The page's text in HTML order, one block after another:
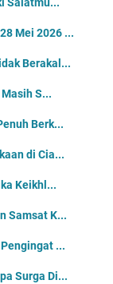
Salatmu...
Mei 2026 ...
Berakal...
S...
Berk...
di Cia...
Keikhl...
Samsat K...
...
Surga Di...